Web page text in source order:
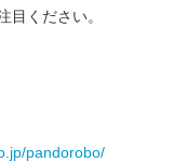
目ください。
pandorobo/